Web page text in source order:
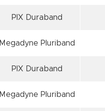
PIX Duraband
Megadyne Pluriband
PIX Duraband
Megadyne Pluriband